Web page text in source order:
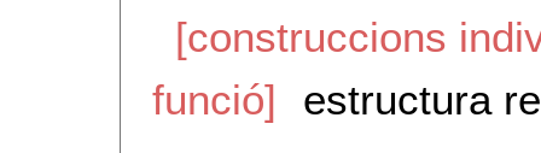
[construccions
funció]
estructura